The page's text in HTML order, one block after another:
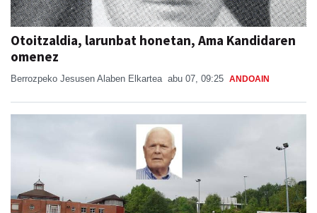
Otoitzaldia, larunbat honetan, Ama Kandidaren
omenez
Berrozpeko Jesusen Alaben Elkartea abu 07, 09:25 ANDOAIN